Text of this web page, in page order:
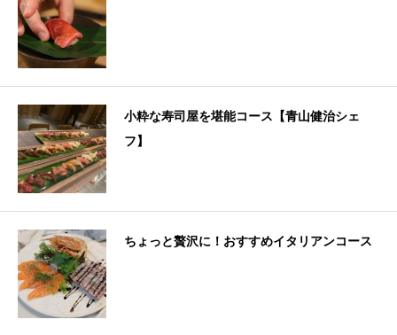
小粋な寿司屋を堪能コース【青山健治シェ
フ】
ちょっと贅沢に！おすすめイタリアンコース